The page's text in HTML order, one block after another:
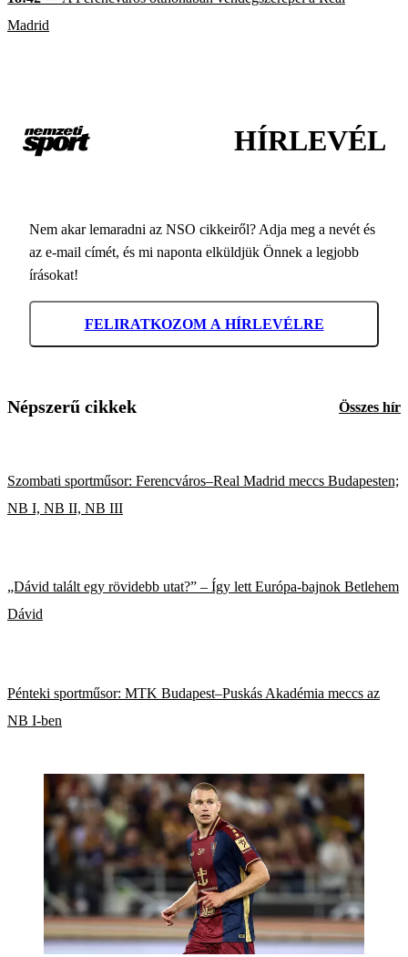
Madrid
HÍRLEVÉL
Nem akar lemaradni az NSO cikkeiről? Adja meg a nevét és
az e-mail címét, és mi naponta elküldjük Önnek a legjobb
írásokat!
FELIRATKOZOM A HÍRLEVÉLRE
Népszerű cikkek Összes hír
Szombati sportműsor: Ferencváros–Real Madrid meccs Budapesten;
NB I, NB II, NB III
„Dávid talált egy rövidebb utat?” – Így lett Európa-bajnok Betlehem
Dávid
Pénteki sportműsor: MTK Budapest–Puskás Akadémia meccs az
NB I-ben